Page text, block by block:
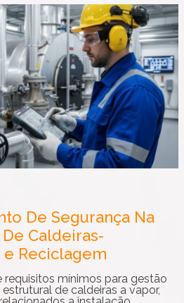
De Segurança Na
Caldeiras-
e Reciclagem
requisitos mínimos para gestão
de caldeiras a vapor,